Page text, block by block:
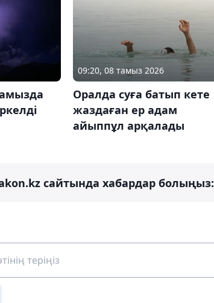
09:20, 08 тамыз 2026
Оралда суға батып кете
жаздаған ер адам
айыппұл арқалады
сайтында хабардар болыңыз: